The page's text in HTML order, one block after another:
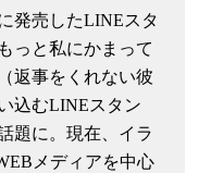
発売したLINEスタ
っと私にかまって
返事をくれない彼
込むLINEスタン
題に。現在、イラ
メディアを中心